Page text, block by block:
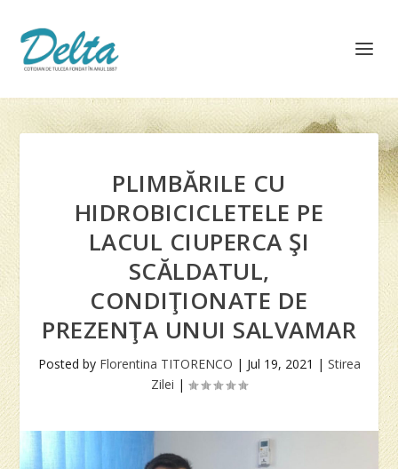
PLIMBĂRILE CU
HIDROBICICLETELE PE
LACUL CIUPERCA ŞI
SCĂLDATUL,
CONDIŢIONATE DE
PREZENŢA UNUI SALVAMAR
Posted by Florentina TITORENCO | Jul 19, 2021 | Stirea
Zilei |